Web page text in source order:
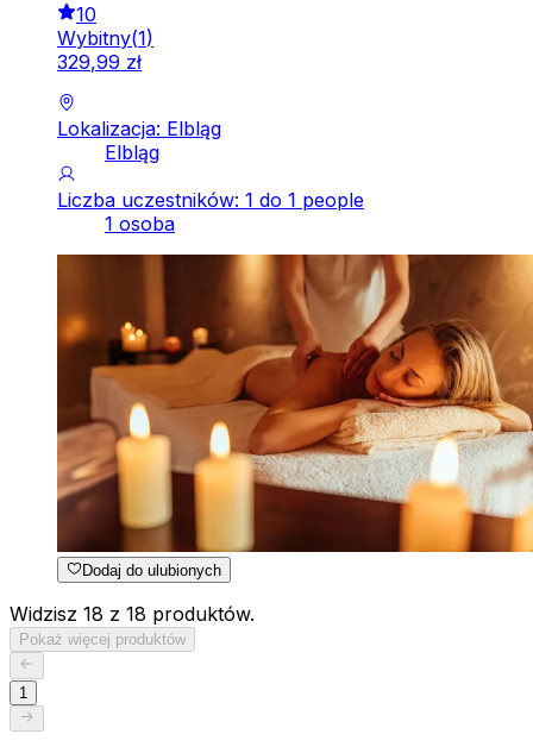
10
Wybitny(1)
329,99 zł
Lokalizacja: Elbląg
Elbląg
Liczba uczestników: 1 do 1 people
1 osoba
Dodaj do ulubionych
Widzisz 18 z 18 produktów.
Pokaż więcej produktów
1